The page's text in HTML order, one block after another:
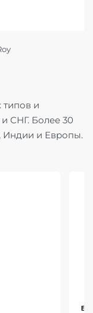
и
СНГ. Более 30
Индии и Европы.